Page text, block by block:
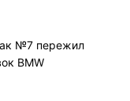
№7 пережил
BMW